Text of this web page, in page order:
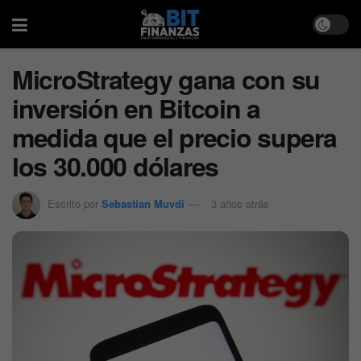
MicroStrategy gana con su
inversión en Bitcoin a
medida que el precio supera
los 30.000 dólares
Escrito por Sebastian Muvdi 3 años atrás